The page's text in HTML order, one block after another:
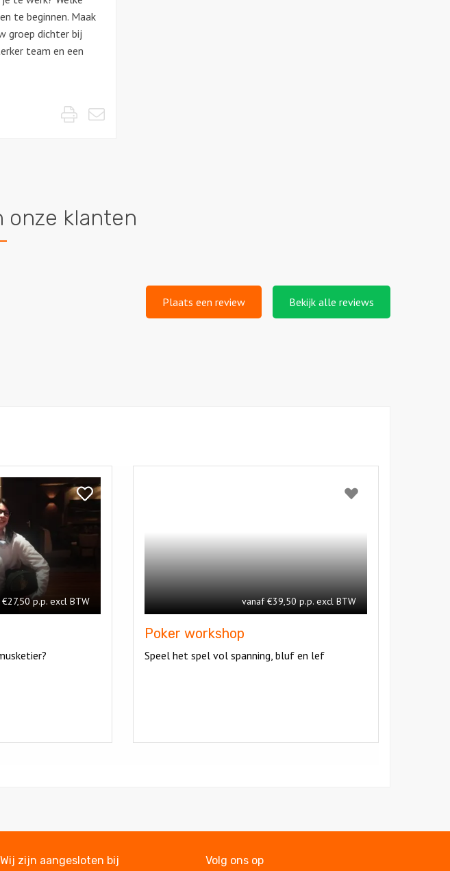
te beginnen. Maak
groep dichter bij
team en een
Mail
Print
onze klanten
Plaats een review Bekijk alle reviews
Bekijk
Schermworkshop
p.p. excl BTW
Bekijk
vanaf €39,50 p.p. excl BTW
Poker workshop
Speel het spel vol spanning, bluf en lef
Wij zijn aangesloten bij Volg ons op